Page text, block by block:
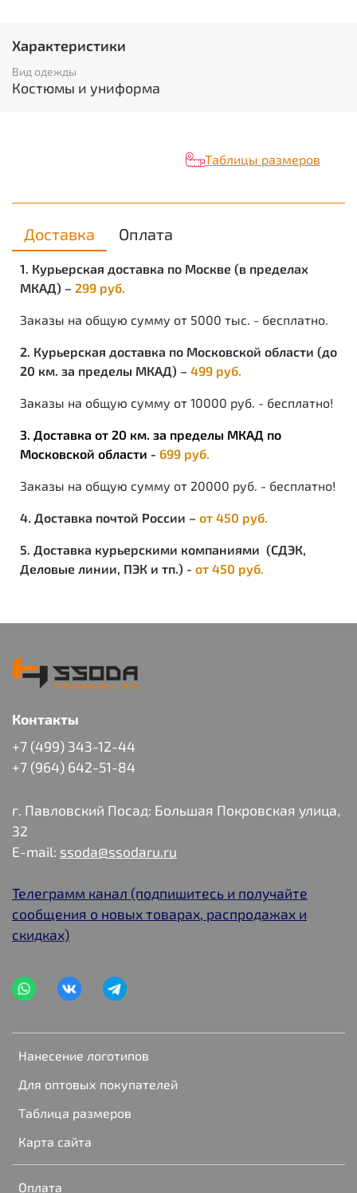
бежевый
Основная ткань:
Тередо, пл.190 г/м²
Характеристики
Вид одежды
Костюмы и униформа
Таблицы размеров
Доставка Оплата
1. Курьерская доставка по Москве (в пределах
МКАД) – 299 руб.
Заказы на общую сумму от 5000 тыс. - бесплатно.
2. Курьерская доставка по Московской области (до
20 км. за пределы МКАД) – 499 руб.
Заказы на общую сумму от 10000 руб. - бесплатно!
3. Доставка от 20 км. за пределы МКАД по
Московской области - 699 руб.
Заказы на общую сумму от 20000 руб. - бесплатно!
4. Доставка почтой России – от 450 руб.
5. Доставка курьерскими компаниями (СДЭК,
Деловые линии, ПЭК и тп.) - от 450 руб.
Нанесение логотипов
Для оптовых покупателей
Таблица размеров
Карта сайта
Оплата
Контакты
+7 (499) 343-12-44
+7 (964) 642-51-84
г. Павловский Посад: Большая Покровская улица,
32
E-mail: ssoda@ssodaru.ru
Телеграмм канал (подпишитесь и получайте
сообщения о новых товарах, распродажах и
скидках)